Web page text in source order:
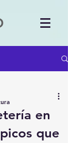
en
que